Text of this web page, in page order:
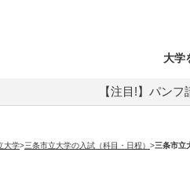
大学
【注目!】パン
大学>三条市立大学の入試（科目・日程） >三条市立